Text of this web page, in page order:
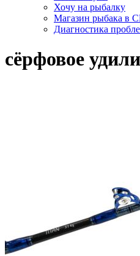
Хочу на рыбалку
Магазин рыбака в
Диагностика
сёрфовое